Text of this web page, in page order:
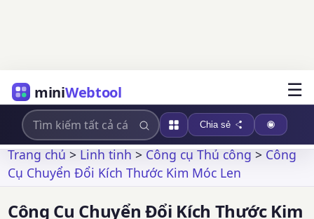
miniWebtool ☰
Chia sẻ
Trang chủ>Linh tinh>Công cụ Thủ công>Công
Cụ Chuyển Đổi Kích Thước Kim Móc Len
Công Cụ Chuyển Đổi Kích Thước Kim